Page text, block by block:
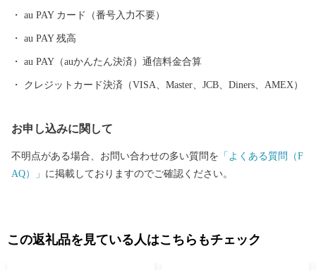
au PAY カード（番号入力不要）
au PAY 残高
au PAY（auかんたん決済）通信料金合算
クレジットカード決済（VISA、Master、JCB、Diners、AMEX）
お申し込みに関して
不明点がある場合、お問い合わせの多い質問を 「よくある質問（F
AQ）」 に掲載しておりますのでご確認ください。
この返礼品を見ている人はこちらもチェック